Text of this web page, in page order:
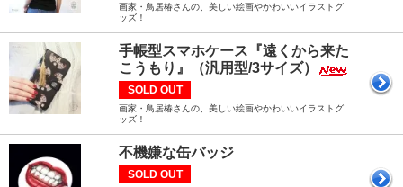
画家・鳥居椿さんの、美しい絵画やかわいいイラストグ
ッズ！
手帳型スマホケース『遠くから来た
こうもり』（汎用型/3サイズ）
SOLD OUT
画家・鳥居椿さんの、美しい絵画やかわいいイラストグ
ッズ！
不機嫌な缶バッジ
SOLD OUT